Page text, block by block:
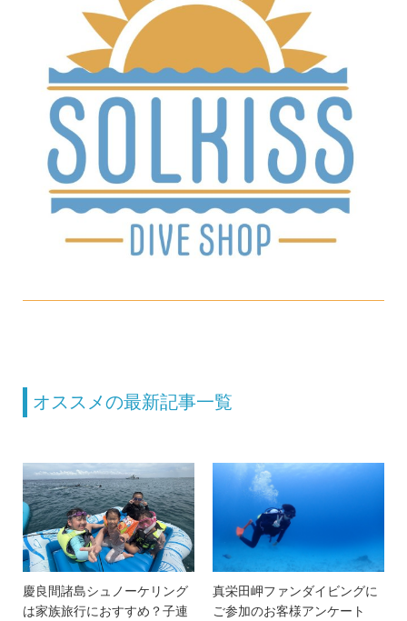
オススメの最新記事一覧
慶良間諸島シュノーケリング
は家族旅行におすすめ？子連
真栄田岬ファンダイビングに
ご参加のお客様アンケート